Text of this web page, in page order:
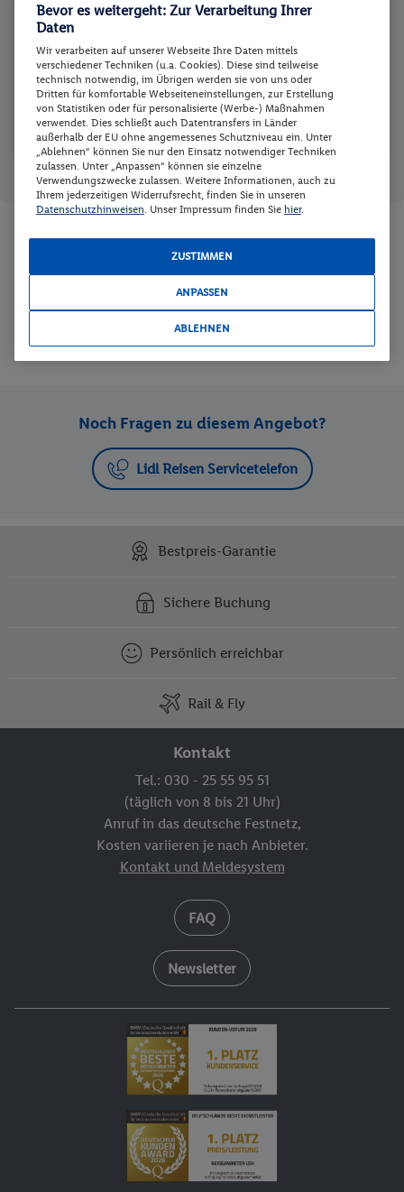
- - - - - -
24
- - - - - -
31
-
Reisedaten zurücksetzen Günstigster Preis p.P.
Zimmer und Verpflegung wählen
Wann verreisen Sie? |Wer kommt mit?| Wo geht es los?
Noch Fragen zu diesem Angebot?
Lidl Reisen Servicetelefon
Bestpreis-Garantie
Sichere Buchung
Persönlich erreichbar
Rail & Fly
Kontakt
Tel.: 030 - 25 55 95 51
(täglich von 8 bis 21 Uhr)
Anruf in das deutsche Festnetz,
Kosten variieren je nach Anbieter.
Kontakt und Meldesystem
FAQ
Newsletter
Bevor es weitergeht: Zur Verarbeitung Ihrer
Daten
Wir verarbeiten auf unserer Webseite Ihre Daten mittels
verschiedener Techniken (u.a. Cookies). Diese sind teilweise
technisch notwendig, im Übrigen werden sie von uns oder
Dritten für komfortable Webseiteneinstellungen, zur Erstellung
von Statistiken oder für personalisierte (Werbe-) Maßnahmen
verwendet. Dies schließt auch Datentransfers in Länder
außerhalb der EU ohne angemessenes Schutzniveau ein. Unter
„Ablehnen“ können Sie nur den Einsatz notwendiger Techniken
zulassen. Unter „Anpassen“ können sie einzelne
Verwendungszwecke zulassen. Weitere Informationen, auch zu
Ihrem jederzeitigen Widerrufsrecht, finden Sie in unseren
Datenschutzhinweisen . Unser Impressum finden Sie hier.
ZUSTIMMEN
ANPASSEN
ABLEHNEN